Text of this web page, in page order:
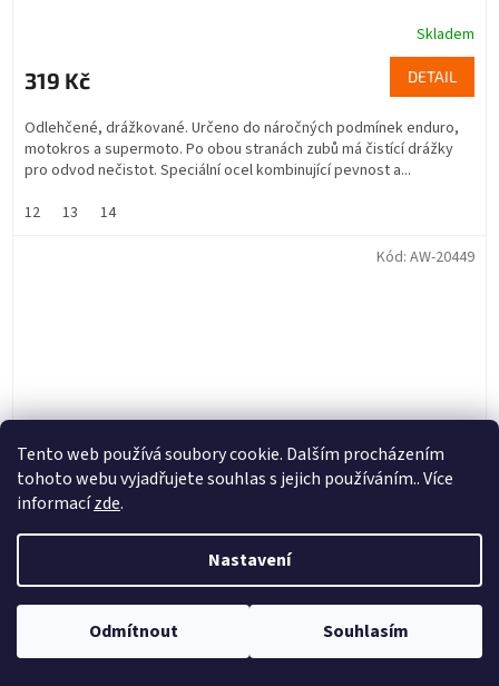
Tento web používá soubory cookie. Dalším procházením
tohoto webu vyjadřujete souhlas s jejich používáním.. Více
informacízde.
Nastavení
Odmítnout Souhlasím
Skladem
319 Kč DETAIL
Odlehčené, drážkované. Určeno do náročných podmínek enduro,
motokros a supermoto. Po obou stranách zubů má čistící drážky
pro odvod nečistot. Speciální ocel kombinující pevnost a...
12
13 14
AWORKX vymezovací plechy a chladiče zadních
brzdových destiček KTM/Husq/Gas
Kód: AW-20449